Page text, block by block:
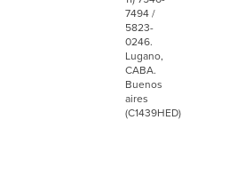
7494 /
5823-
0246.
Lugano,
CABA.
Buenos
aires
(C1439HED)